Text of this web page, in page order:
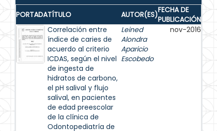
PORTADATÍTULO AUTOR(ES)FECHA DE
PUBLICACIÓN
Correlación entre
índice de caries de
acuerdo al criterio
ICDAS, según el nivel
de ingesta de
hidratos de carbono,
el pH salival y flujo
salival, en pacientes
de edad preescolar
de la clínica de
Odontopediatría de
Leined
Alondra
Aparicio
Escobedo
nov-2016